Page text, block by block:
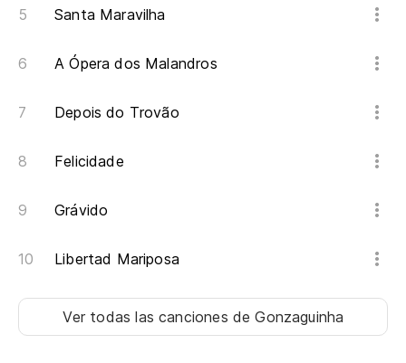
Santa Maravilha
A Ópera dos Malandros
Depois do Trovão
Felicidade
Grávido
Libertad Mariposa
Ver todas las canciones de Gonzaguinha